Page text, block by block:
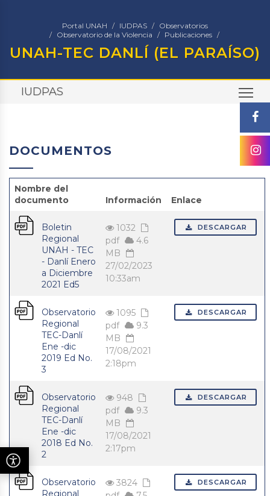
Portal UNAH IUDPAS
Observatorios
Observatorio de la Violencia
Publicaciones
UNAH-TEC DANLÍ (EL PARAÍSO)
IUDPAS
DOCUMENTOS
Nombre del
documento
Información Enlace
Boletin
Regional
UNAH - TEC
- Danlí Enero
a Diciembre
2021 Ed5
1032
pdf
4.6
MB
27/02/2023
10:33am
DESCARGAR
Observatorio
Regional
TEC-Danlí
Ene -dic
2019 Ed No.
3
1095
pdf
9.3
MB
17/08/2021
2:18pm
DESCARGAR
Observatorio
Regional
TEC-Danlí
Ene -dic
2018 Ed No.
2
948
pdf
9.3
MB
17/08/2021
2:17pm
DESCARGAR
Observatorio
Regional
3824
DESCARGAR